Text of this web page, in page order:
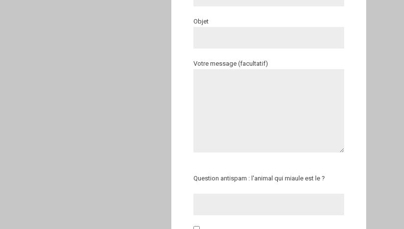
Objet
Votre message (facultatif)
Question antispam : l'animal qui miaule est le ?